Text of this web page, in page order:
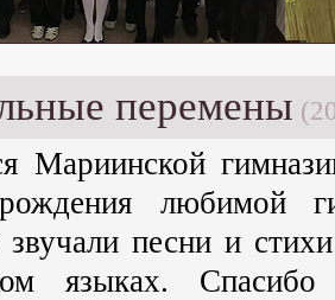
перемены
Мариинской
любимой
звучали песни и
языках.